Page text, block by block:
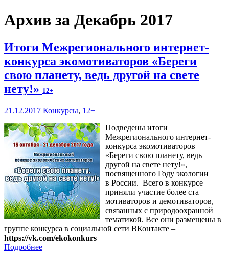
Архив за Декабрь 2017
Итоги Межрегионального интернет-
конкурса экомотиваторов «Береги
свою планету, ведь другой на свете
нету!» 12+
21.12.2017 Конкурсы, 12+
Подведены итоги
Межрегионального интернет-
конкурса экомотиваторов
«Береги свою планету, ведь
другой на свете нету!»,
посвященного Году экологии
в России. Всего в конкурсе
приняли участие более ста
мотиваторов и демотиваторов,
связанных с природоохранной
тематикой. Все они размещены в
группе конкурса в социальной сети ВКонтакте –
https://vk.com/ekokonkurs
Подробнее